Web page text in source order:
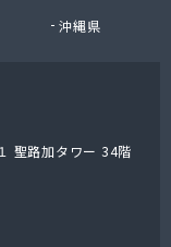
沖縄県
聖路加タワー 34階